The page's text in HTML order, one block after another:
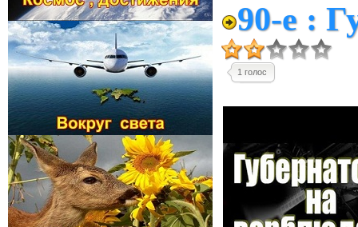
90-е :
1 голос